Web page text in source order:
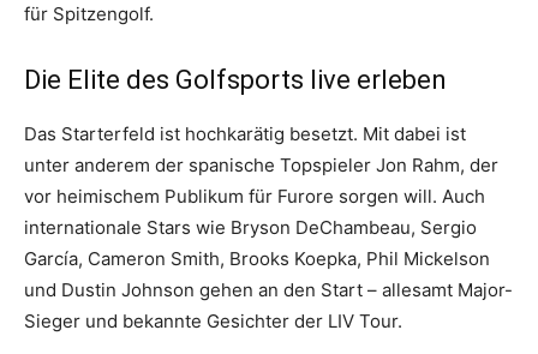
für Spitzengolf.
Die Elite des Golfsports live erleben
Das Starterfeld ist hochkarätig besetzt. Mit dabei ist
unter anderem der spanische Topspieler Jon Rahm, der
vor heimischem Publikum für Furore sorgen will. Auch
internationale Stars wie Bryson DeChambeau, Sergio
García, Cameron Smith, Brooks Koepka, Phil Mickelson
und Dustin Johnson gehen an den Start – allesamt Major-
Sieger und bekannte Gesichter der LIV Tour.